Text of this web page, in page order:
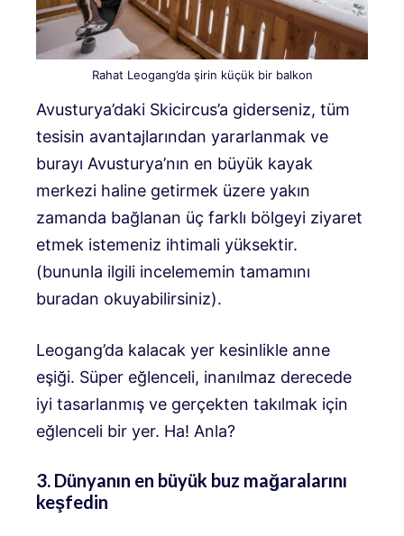
Rahat Leogang’da şirin küçük bir balkon
Avusturya’daki Skicircus’a giderseniz, tüm
tesisin avantajlarından yararlanmak ve
burayı Avusturya’nın en büyük kayak
merkezi haline getirmek üzere yakın
zamanda bağlanan üç farklı bölgeyi ziyaret
etmek istemeniz ihtimali yüksektir.
(bununla ilgili incelememin tamamını
buradan okuyabilirsiniz).
Leogang’da kalacak yer kesinlikle anne
eşiği. Süper eğlenceli, inanılmaz derecede
iyi tasarlanmış ve gerçekten takılmak için
eğlenceli bir yer. Ha! Anla?
3. Dünyanın en büyük buz mağaralarını
keşfedin